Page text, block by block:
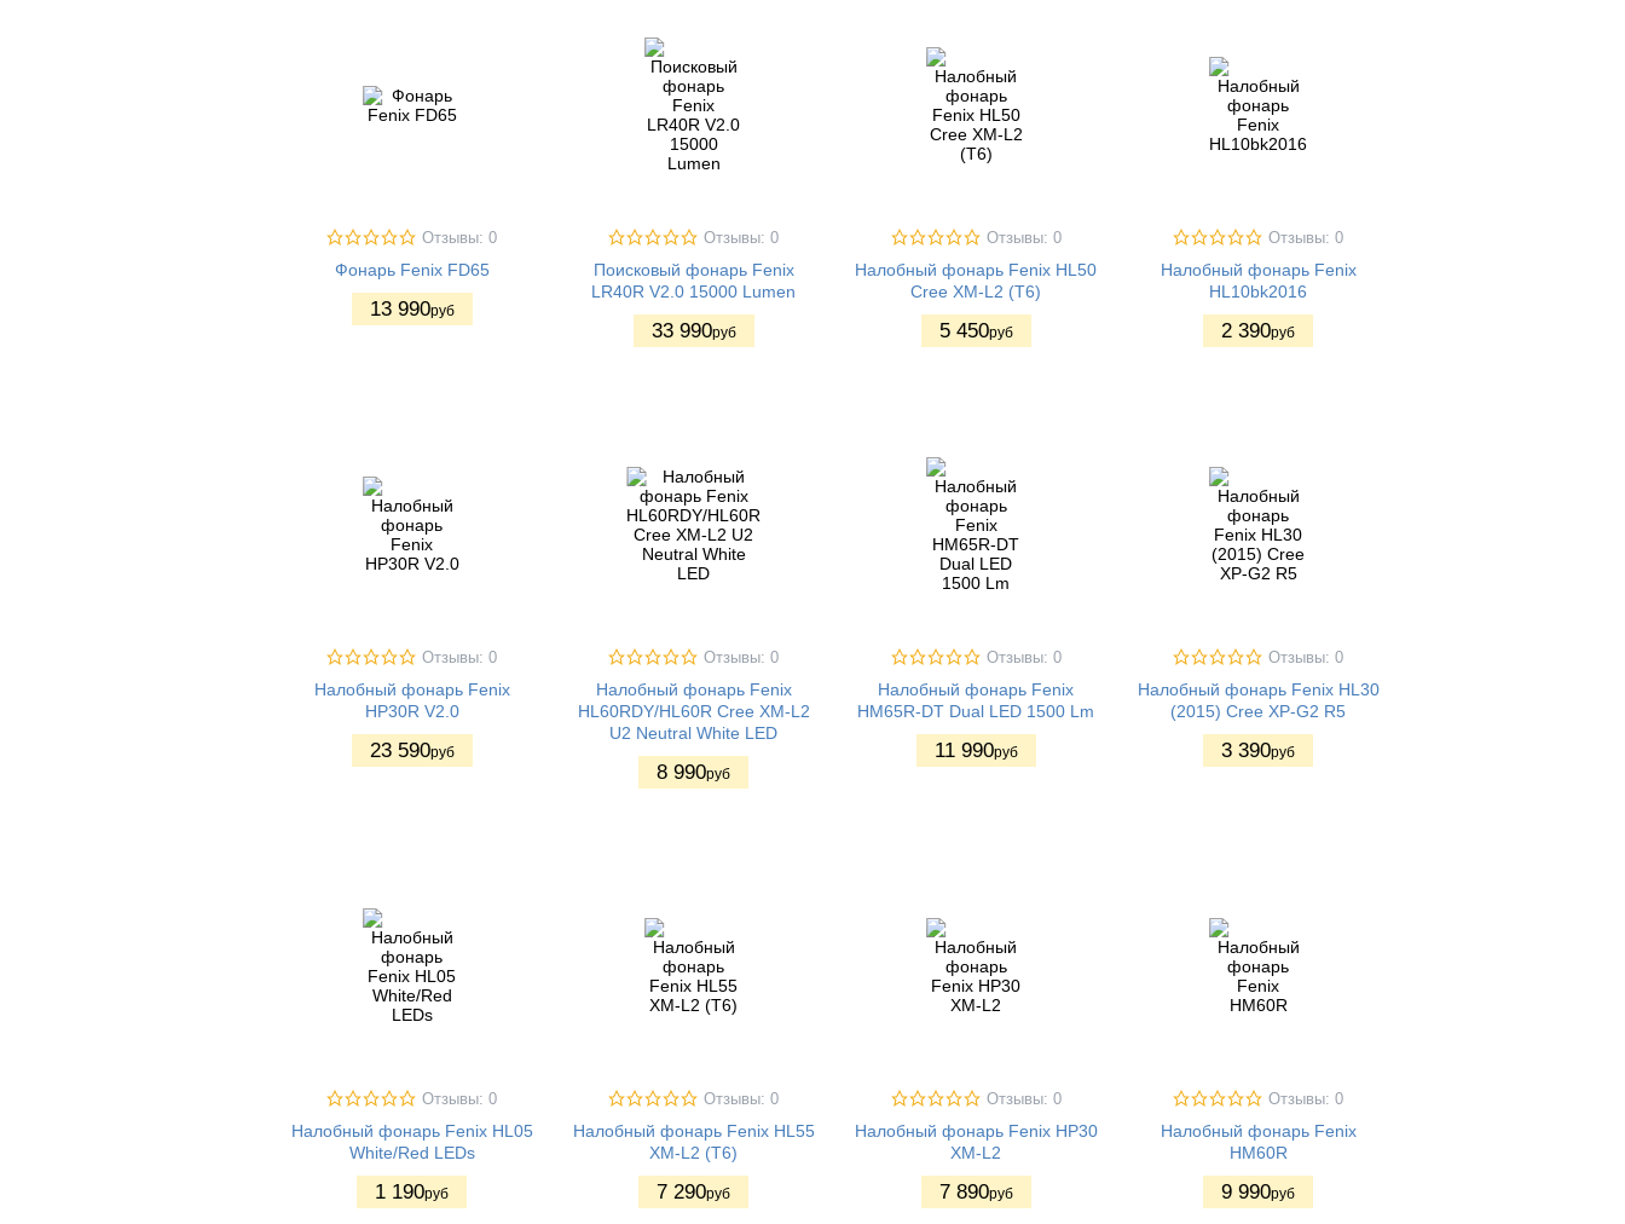
Отзывы: 0
Фонарь Fenix FD65
13 990руб
Отзывы: 0
Поисковый фонарь Fenix
LR40R V2.0 15000 Lumen
33 990руб
Отзывы: 0
Налобный фонарь Fenix HL50
Cree XM-L2 (Т6)
5 450руб
Отзывы: 0
Налобный фонарь Fenix
HL10bk2016
2 390руб
Отзывы: 0
Налобный фонарь Fenix
HP30R V2.0
23 590руб
Отзывы: 0
Налобный фонарь Fenix
HL60RDY/HL60R Cree XM-L2
U2 Neutral White LED
8 990руб
Отзывы: 0
Налобный фонарь Fenix
HM65R-DT Dual LED 1500 Lm
11 990руб
Отзывы: 0
Налобный фонарь Fenix HL30
(2015) Cree XP-G2 R5
3 390руб
Отзывы: 0
Налобный фонарь Fenix HL05
White/Red LEDs
1 190руб
Отзывы: 0
Налобный фонарь Fenix HL55
XM-L2 (T6)
7 290руб
Отзывы: 0
Налобный фонарь Fenix HP30
XM-L2
7 890руб
Отзывы: 0
Налобный фонарь Fenix
HM60R
9 990руб